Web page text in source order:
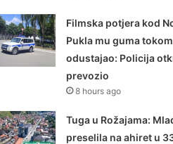
Filmska potjera kod
Pukla mu guma
odustajao: Policija
prevozio
8 hours ago
Tuga u Rožajama:
preselila na ahiret u